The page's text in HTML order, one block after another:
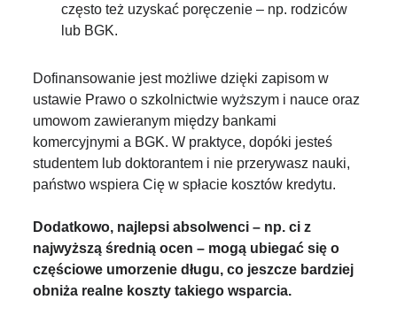
często też uzyskać poręczenie – np. rodziców
lub BGK.
Dofinansowanie jest możliwe dzięki zapisom w
ustawie Prawo o szkolnictwie wyższym i nauce oraz
umowom zawieranym między bankami
komercyjnymi a BGK. W praktyce, dopóki jesteś
studentem lub doktorantem i nie przerywasz nauki,
państwo wspiera Cię w spłacie kosztów kredytu.
Dodatkowo, najlepsi absolwenci – np. ci z
najwyższą średnią ocen – mogą ubiegać się o
częściowe umorzenie długu, co jeszcze bardziej
obniża realne koszty takiego wsparcia.